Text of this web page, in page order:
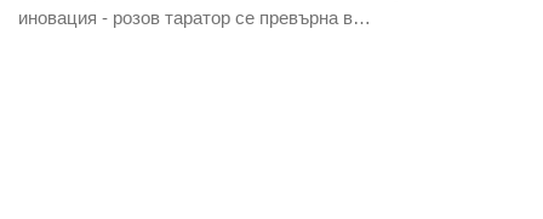
иновация - розов таратор се превърна в…